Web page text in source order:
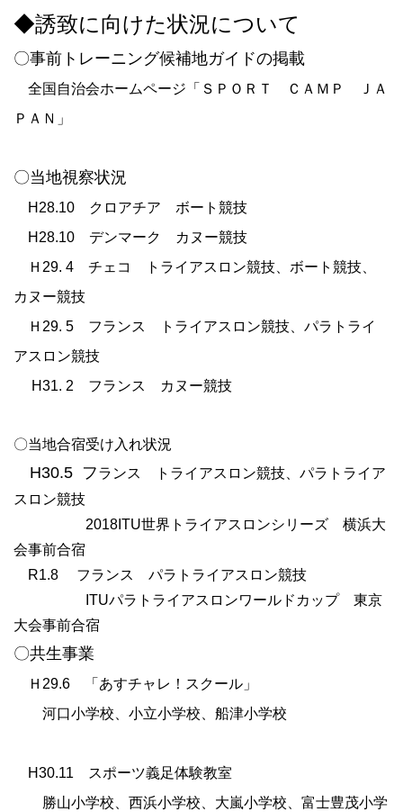
◆誘致に向けた状況について
〇事前トレーニング候補地ガイドの掲載
全国自治会ホームページ「ＳＰＯＲＴ ＣＡＭＰ ＪＡ
ＰＡＮ」
〇当地視察状況
H28.10 クロアチア ボート競技
H28.10 デンマーク カヌー競技
Ｈ 29. 4 チェコ トライアスロン競技、ボート競技、
カヌー競技
Ｈ 29. 5 フランス トライアスロン競技、パラトライ
アスロン競技
H31. 2 フランス カヌー競技
〇当地合宿受け入れ状況
H30.5 フランス トライアスロン競技、パラトライア
スロン競技
2018ITU世界トライアスロンシリーズ 横浜大
会事前合宿
R1.8 フランス パラトライアスロン競技
ITUパラトライアスロンワールドカップ 東京
大会事前合宿
〇共生事業
Ｈ 29.6 「あすチャレ！スクール」
河口小学校、小立小学校、船津小学校
H30.11 スポーツ義足体験教室
勝山小学校、西浜小学校、大嵐小学校、富士豊茂小学